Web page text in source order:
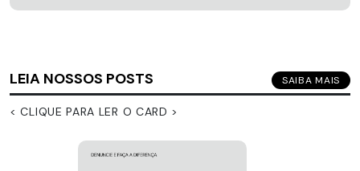
LEIA NOSSOS POSTS SAIBA MAIS
< CLIQUE PARA LER O CARD >